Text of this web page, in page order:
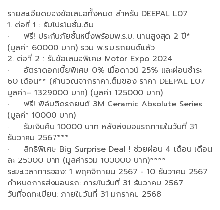
รายละเอียดของข้อเสนอทั้งหมด สำหรับ DEEPAL L07
1. ต่อที่ 1 : รับโปรโมชั่นเดิม
· ฟรี! ประกันภัยชั้นหนึ่งพร้อมพ.ร.บ. นานสูงสุด 2 ปี*
(มูลค่า 60000 บาท) รวม พ.ร.บ.รถยนต์แล้ว
2. ต่อที่ 2 : รับข้อเสนอพิเศษ Motor Expo 2024
· อัตราดอกเบี้ยพิเศษ 0% เมื่อดาวน์ 25% และผ่อนชำระ
60 เดือน** (คำนวณจากราคาเต็มของ ราคา DEEPAL L07
มูลค่า– 1329000 บาท) (มูลค่า 125000 บาท)
· ฟรี! ฟิล์มติดรถยนต์ 3M Ceramic Absolute Series
(มูลค่า 10000 บาท)
· รับเงินคืน 10000 บาท หลังส่งมอบรถภายในวันที่ 31
ธันวาคม 2567***
· สิทธิพิเศษ Big Surprise Deal ! ช่วยผ่อน 4 เดือน เดือน
ละ 25000 บาท (มูลค่ารวม 100000 บาท)****
ระยะเวลาการจอง: 1 พฤศจิกายน 2567 - 10 ธันวาคม 2567
กำหนดการส่งมอบรถ: ภายในวันที่ 31 ธันวาคม 2567
วันที่จดทะเบียน: ภายในวันที่ 31 มกราคม 2568